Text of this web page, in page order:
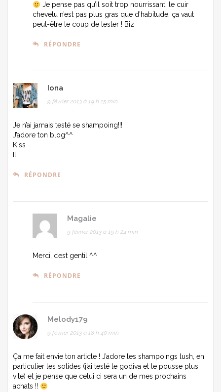
Je pense pas qu’il soit trop nourrissant, le cuir
chevelu n’est pas plus gras que d’habitude, ça vaut
peut-être le coup de tester ! Biz
RÉPONDRE
Iona
9 février 2013 à 19 h 15 min
Je n’ai jamais testé se shampoing!!!
J’adore ton blog^^
Kiss
RÉPONDRE
Magalie
9 février 2013 à 19 h 24 min
Merci, c’est gentil ^^
RÉPONDRE
Melody179
9 février 2013 à 18 h 40 min
Ça me fait envie ton article ! J’adore les shampoings lush, en
particulier les solides (j’ai testé le godiva et le pousse plus
vite) et je pense que celui ci sera un de mes prochains
achats !!